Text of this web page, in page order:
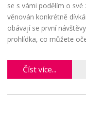
se s vámi podělím o
věnován konkrétně
obávají se první
prohlídka, co můžete
ženská o ženských
Číst více...